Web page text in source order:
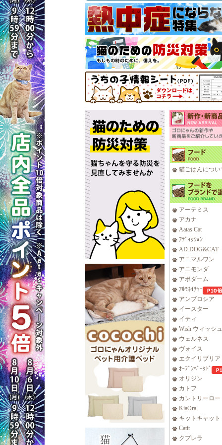
猫ごはんについ
アーテミス
アカナ
Aatas Cat
ｱﾃﾞｨｸｼｮﾝ
AD.DOG&CAT
アニマルワン
アニモンダ
アボダーム
ｱﾙﾓﾈｲﾁｬｰ
アンブロシア
イースター
イティ
Wish ウィッシュ
ウェルネス
ヴォイス
エクイリブリア
ｵｰﾌﾞﾝﾍﾞｰｸﾄﾞ
オリジン
カトフ
カントリーロー
KiaOra
キットキャット
Catit
クプレラ